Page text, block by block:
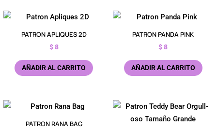
PATRON APLIQUES 2D
$8
AÑADIR AL CARRITO
PATRON PANDA PINK
$8
AÑADIR AL CARRITO
PATRON RANA BAG